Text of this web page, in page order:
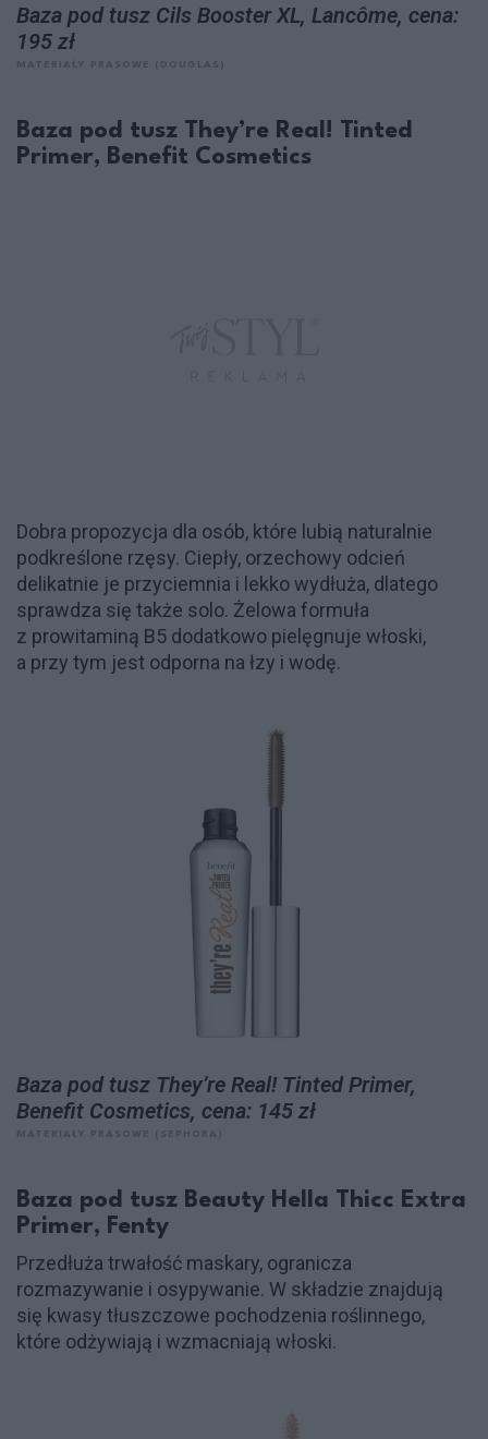
Baza pod tusz Cils Booster XL, Lancôme, cena:
195 zł
Baza pod tusz They’re Real! Tinted
Primer, Benefit Cosmetics
Dobra propozycja dla osób, które lubią naturalnie
podkreślone rzęsy. Ciepły, orzechowy odcień
delikatnie je przyciemnia i lekko wydłuża, dlatego
sprawdza się także solo. Żelowa formuła
z prowitaminą B5 dodatkowo pielęgnuje włoski,
a przy tym jest odporna na łzy i wodę.
Baza pod tusz They’re Real! Tinted Primer,
Benefit Cosmetics, cena: 145 zł
Baza pod tusz Beauty Hella Thicc Extra
Primer, Fenty
Przedłuża trwałość maskary, ogranicza
rozmazywanie i osypywanie. W składzie znajdują
się kwasy tłuszczowe pochodzenia roślinnego,
które odżywiają i wzmacniają włoski.